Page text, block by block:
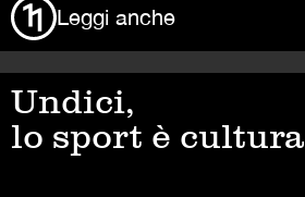
Leggi anche
Undici,
lo sport è cultura